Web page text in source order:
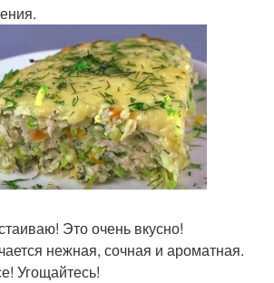
Это очень вкусно!
нежная, сочная и ароматная.
Угощайтесь!